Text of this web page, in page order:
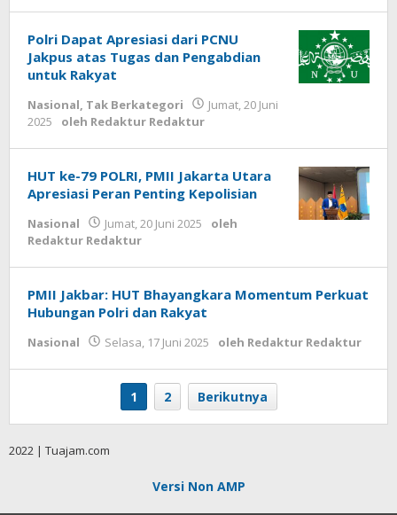
Polri Dapat Apresiasi dari PCNU
Jakpus atas Tugas dan Pengabdian
untuk Rakyat
Nasional, Tak Berkategori
Jumat, 20 Juni
2025
oleh Redaktur Redaktur
HUT ke-79 POLRI, PMII Jakarta Utara
Apresiasi Peran Penting Kepolisian
Nasional Jumat, 20 Juni 2025
oleh
Redaktur Redaktur
PMII Jakbar: HUT Bhayangkara Momentum Perkuat
Hubungan Polri dan Rakyat
Nasional Selasa, 17 Juni 2025 oleh Redaktur Redaktur
1 2 Berikutnya
2022 | Tuajam.com
Versi Non AMP